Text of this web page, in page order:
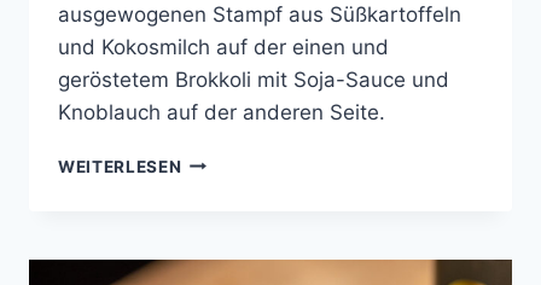
ausgewogenen Stampf aus Süßkartoffeln
und Kokosmilch auf der einen und
geröstetem Brokkoli mit Soja-Sauce und
Knoblauch auf der anderen Seite.
WEITERLESEN RINDERFILET
MIT